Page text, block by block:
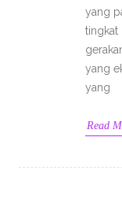
yang
tingkat
yang
yang
Read